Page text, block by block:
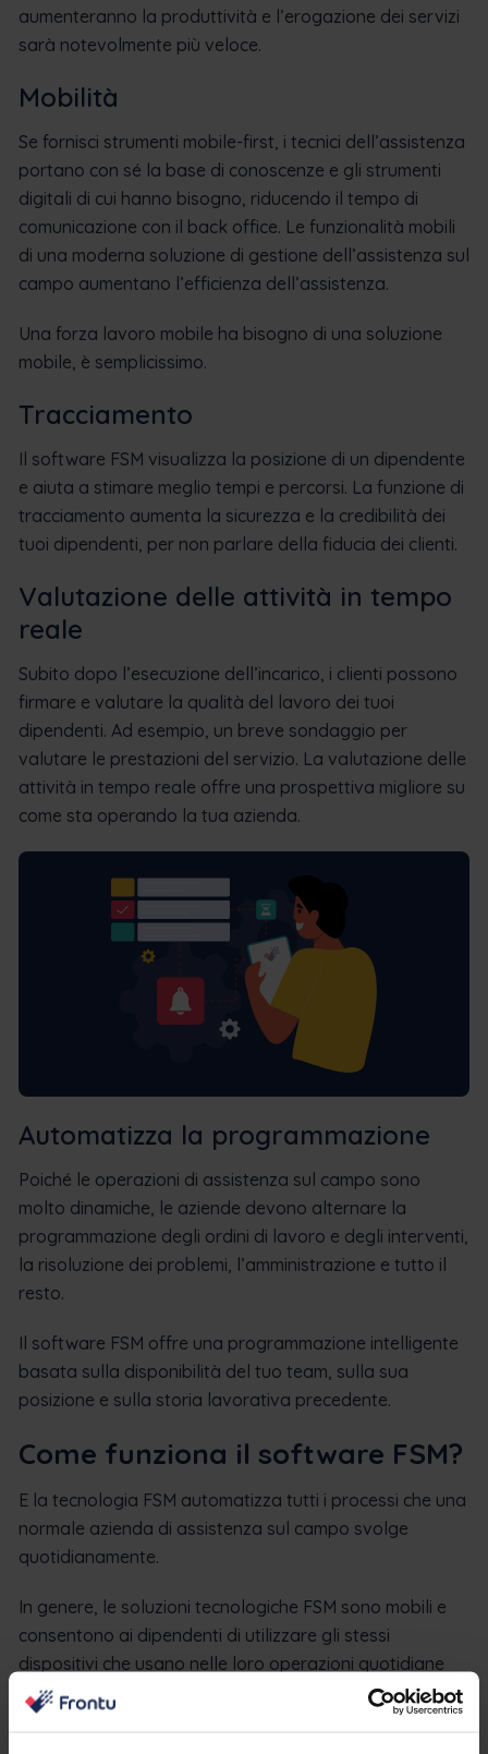
aumenteranno la produttività e l’erogazione dei servizi
sarà notevolmente più veloce.
Mobilità
Se fornisci strumenti mobile-first, i tecnici dell’assistenza
portano con sé la base di conoscenze e gli strumenti
digitali di cui hanno bisogno, riducendo il tempo di
comunicazione con il back office. Le funzionalità mobili
di una moderna soluzione di gestione dell’assistenza sul
campo aumentano l’efficienza dell’assistenza.
Una forza lavoro mobile ha bisogno di una soluzione
mobile, è semplicissimo.
Tracciamento
Il software FSM visualizza la posizione di un dipendente
e aiuta a stimare meglio tempi e percorsi. La funzione di
tracciamento aumenta la sicurezza e la credibilità dei
tuoi dipendenti, per non parlare della fiducia dei clienti.
Valutazione delle attività in tempo
reale
Subito dopo l’esecuzione dell’incarico, i clienti possono
firmare e valutare la qualità del lavoro dei tuoi
dipendenti. Ad esempio, un breve sondaggio per
valutare le prestazioni del servizio. La valutazione delle
attività in tempo reale offre una prospettiva migliore su
come sta operando la tua azienda.
Automatizza la programmazione
Poiché le operazioni di assistenza sul campo sono
molto dinamiche, le aziende devono alternare la
programmazione degli ordini di lavoro e degli interventi,
la risoluzione dei problemi, l’amministrazione e tutto il
resto.
Il software FSM offre una programmazione intelligente
basata sulla disponibilità del tuo team, sulla sua
posizione e sulla storia lavorativa precedente.
Come funziona il software FSM?
E la tecnologia FSM automatizza tutti i processi che una
normale azienda di assistenza sul campo svolge
quotidianamente.
In genere, le soluzioni tecnologiche FSM sono mobili e
consentono ai dipendenti di utilizzare gli stessi
dispositivi che usano nelle loro operazioni quotidiane
per mantenere una connessione costante, in modo che
tutto possa essere monitorato in tempo reale.